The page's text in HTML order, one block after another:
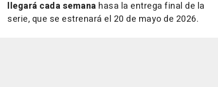
llegará cada semana hasa la entrega final de la
serie, que se estrenará el 20 de mayo de 2026.